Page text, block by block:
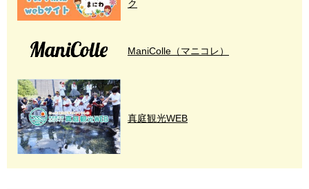
ク
ManiColle（マニコレ）
真庭観光WEB